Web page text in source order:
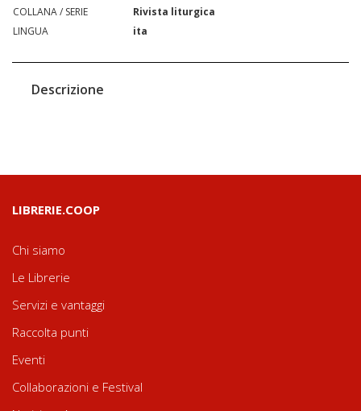
COLLANA / SERIE
Rivista liturgica
LINGUA
ita
Descrizione
LIBRERIE.COOP
Chi siamo
Le Librerie
Servizi e vantaggi
Raccolta punti
Eventi
Collaborazioni e Festival